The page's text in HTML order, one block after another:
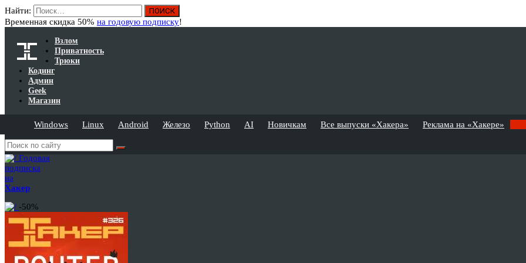
Найти:
Временная скидка 50% на годовую подписку!
Взлом
Приватность
Трюки
Кодинг
Админ
Geek
Магазин
Windows Linux Android Железо Python AI Новичкам Все выпуски «Хакера» Реклама на «Хакере»
Годовая
подписка
на
Хакер
-50%